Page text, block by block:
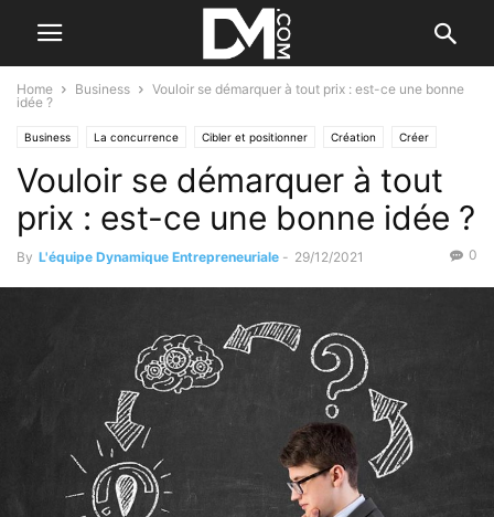
Home Business
Vouloir se démarquer à tout prix : est-ce une bonne
idée ?
Business La concurrence Cibler et positionner Création Créer
Vouloir se démarquer à tout
prix : est-ce une bonne idée ?
By L'équipe Dynamique Entrepreneuriale - 29/12/2021 0